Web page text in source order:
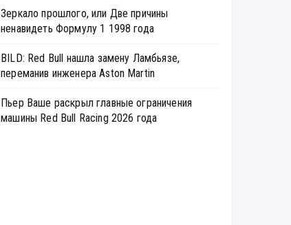
Зеркало прошлого, или Две причины
ненавидеть Формулу 1 1998 года
BILD: Red Bull нашла замену Ламбьязе,
переманив инженера Aston Martin
Пьер Ваше раскрыл главные ограничения
машины Red Bull Racing 2026 года